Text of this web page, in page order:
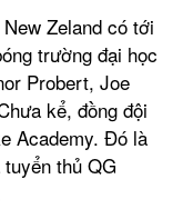
Zeland có tới
trường đại học
Probert, Joe
kể, đồng đội
Academy. Đó là
thủ QG